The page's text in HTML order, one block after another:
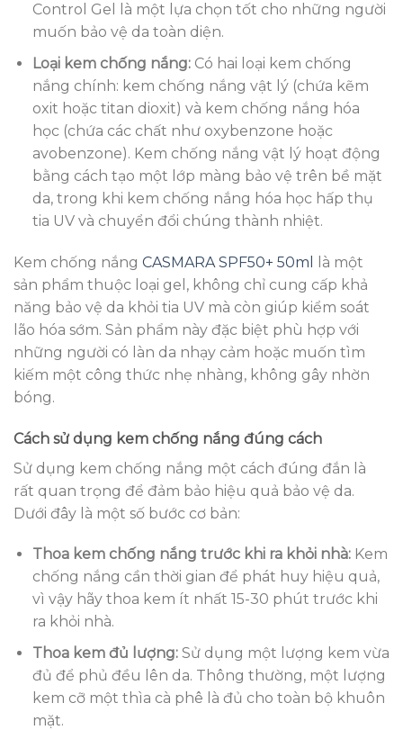
Control Gel là một lựa chọn tốt cho những người
muốn bảo vệ da toàn diện.
Loại kem chống nắng:Có hai loại kem chống
nắng chính: kem chống nắng vật lý (chứa kẽm
oxit hoặc titan dioxit) và kem chống nắng hóa
học (chứa các chất như oxybenzone hoặc
avobenzone). Kem chống nắng vật lý hoạt động
bằng cách tạo một lớp màng bảo vệ trên bề mặt
da, trong khi kem chống nắng hóa học hấp thụ
tia UV và chuyển đổi chúng thành nhiệt.
Kem chống nắng CASMARA SPF50+ 50ml
là một
sản phẩm thuộc loại gel, không chỉ cung cấp khả
năng bảo vệ da khỏi tia UV mà còn giúp kiểm soát
lão hóa sớm. Sản phẩm này đặc biệt phù hợp với
những người có làn da nhạy cảm hoặc muốn tìm
kiếm một công thức nhẹ nhàng, không gây nhờn
bóng.
Cách sử dụng kem chống nắng đúng cách
Sử dụng kem chống nắng một cách đúng đắn là
rất quan trọng để đảm bảo hiệu quả bảo vệ da.
Dưới đây là một số bước cơ bản:
Thoa kem chống nắng trước khi ra khỏi nhà:Kem
chống nắng cần thời gian để phát huy hiệu quả,
vì vậy hãy thoa kem ít nhất 15-30 phút trước khi
ra khỏi nhà.
Thoa kem đủ lượng:Sử dụng một lượng kem vừa
đủ để phủ đều lên da. Thông thường, một lượng
kem cỡ một thìa cà phê là đủ cho toàn bộ khuôn
mặt.